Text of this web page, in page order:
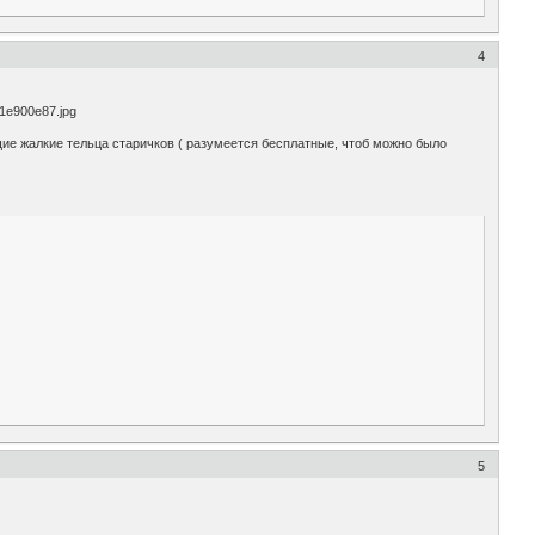
4
жалкие тельца старичков ( разумеется бесплатные, чтоб можно было
5